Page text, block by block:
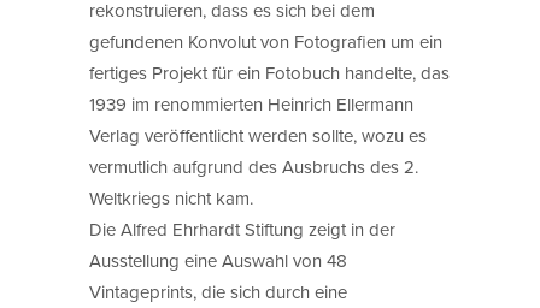
rekonstruieren, dass es sich bei dem
gefundenen Konvolut von Fotografien um ein
fertiges Projekt für ein Fotobuch handelte, das
1939 im renommierten Heinrich Ellermann
Verlag veröffentlicht werden sollte, wozu es
vermutlich aufgrund des Ausbruchs des 2.
Weltkriegs nicht kam.
Die Alfred Ehrhardt Stiftung zeigt in der
Ausstellung eine Auswahl von 48
Vintageprints, die sich durch eine